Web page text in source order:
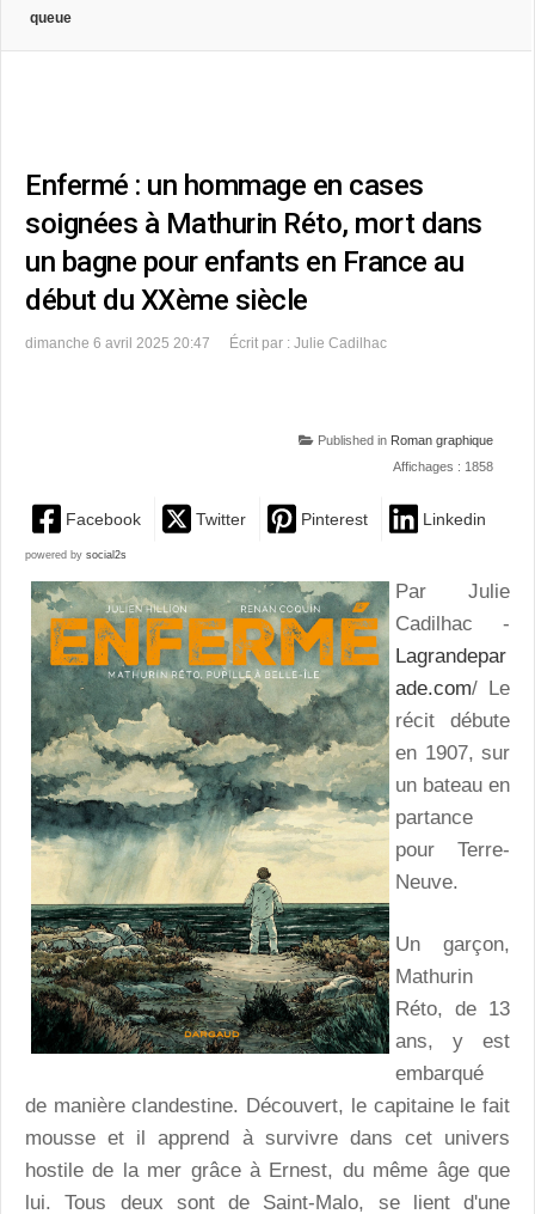
queue
Enfermé : un hommage en cases
soignées à Mathurin Réto, mort dans
un bagne pour enfants en France au
début du XXème siècle
dimanche 6 avril 2025 20:47 Écrit par : Julie Cadilhac
Published in Roman graphique
Affichages : 1858
Facebook Twitter Pinterest Linkedin
powered by social2s
Par Julie
Cadilhac -
Lagrandepar
ade.com/ Le
récit débute
en 1907, sur
un bateau en
partance
pour Terre-
Neuve.
Un garçon,
Mathurin
Réto, de 13
ans, y est
embarqué
de manière clandestine. Découvert, le capitaine le fait
mousse et il apprend à survivre dans cet univers
hostile de la mer grâce à Ernest, du même âge que
lui. Tous deux sont de Saint-Malo, se lient d'une